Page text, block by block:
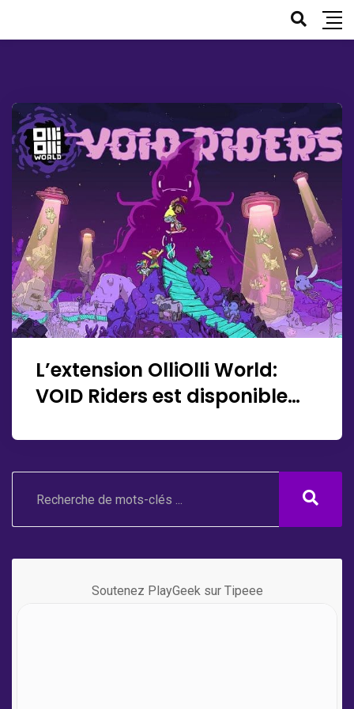
L’extension OlliOlli World:
VOID Riders est disponible
Soutenez PlayGeek sur Tipeee